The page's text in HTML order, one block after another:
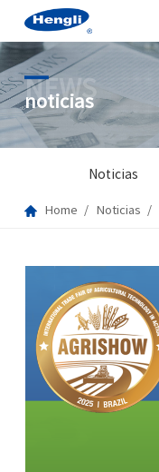
NEWS
noticias
Noticias
Home Noticias